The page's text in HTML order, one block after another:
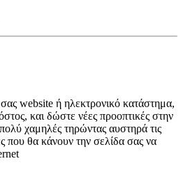
website ή ηλεκτρονικό κατάστημα,
και δώστε νέες προοπτικές στην
χαμηλές τηρώντας αυστηρά τις
που θα κάνουν την σελίδα σας να